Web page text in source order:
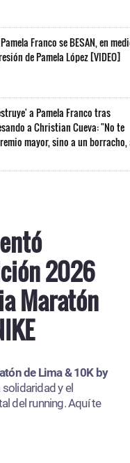
Franco se BESAN, en
de Pamela López [VIDEO]
a Pamela Franco tras
a Christian Cueva: "No te
mayor, sino a un borracho,
2026
Maratón
de Lima & 10K by
y el
del running. Aquí te